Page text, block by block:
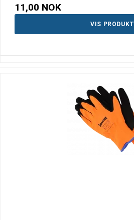
11,00 NOK
VIS PRODUKT